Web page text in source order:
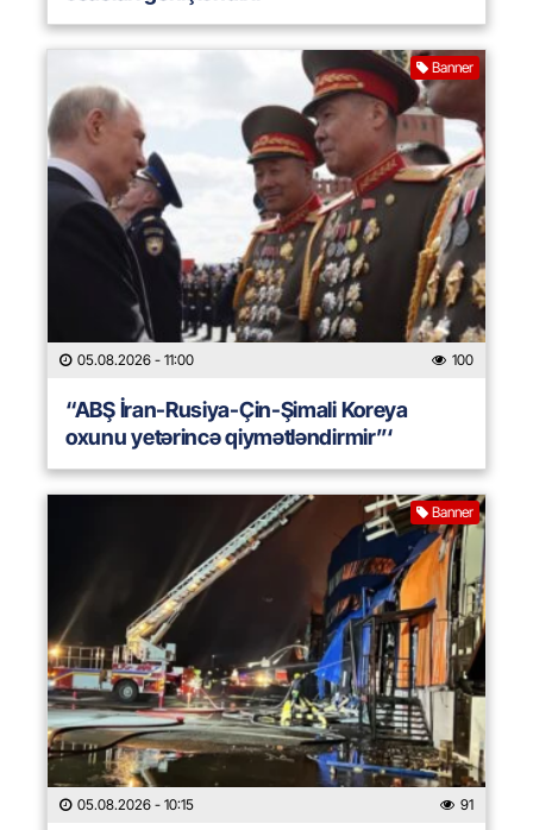
Banner
05.08.2026 - 11:00 100
“ABŞ İran-Rusiya-Çin-Şimali Koreya
oxunu yetərincə qiymətləndirmir”‘
Banner
05.08.2026 - 10:15 91